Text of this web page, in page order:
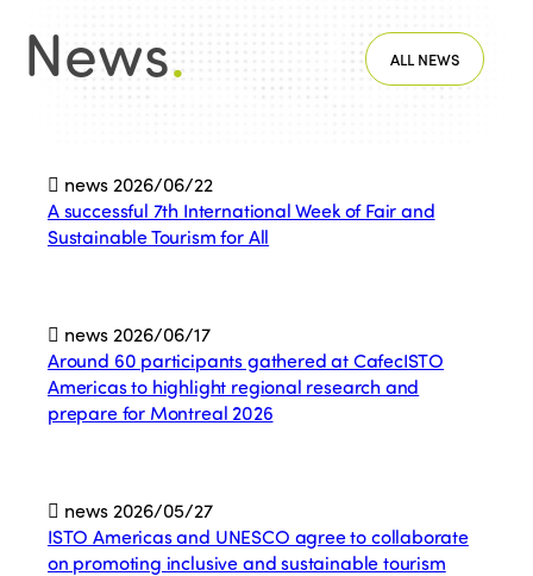
News. ALL NEWS
news2026/06/22
A successful 7th International Week of Fair and
Sustainable Tourism for All
news2026/06/17
Around 60 participants gathered at CafecISTO
Americas to highlight regional research and
prepare for Montreal 2026
news2026/05/27
ISTO Americas and UNESCO agree to collaborate
on promoting inclusive and sustainable tourism